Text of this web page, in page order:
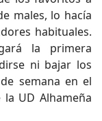
males, lo hacía
habituales.
la primera
ni bajar los
semana en el
UD Alhameña